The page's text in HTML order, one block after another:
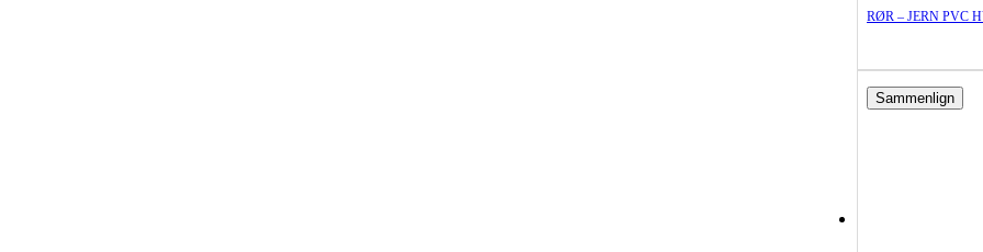
RØR – JERN PVC
Sammenlign